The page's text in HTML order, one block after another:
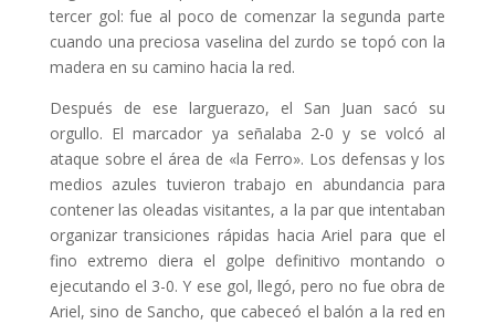
tercer gol: fue al poco de comenzar la segunda parte
cuando una preciosa vaselina del zurdo se topó con la
madera en su camino hacia la red.
Después de ese larguerazo, el San Juan sacó su
orgullo. El marcador ya señalaba 2-0 y se volcó al
ataque sobre el área de «la Ferro». Los defensas y los
medios azules tuvieron trabajo en abundancia para
contener las oleadas visitantes, a la par que intentaban
organizar transiciones rápidas hacia Ariel para que el
fino extremo diera el golpe definitivo montando o
ejecutando el 3-0. Y ese gol, llegó, pero no fue obra de
Ariel, sino de Sancho, que cabeceó el balón a la red en